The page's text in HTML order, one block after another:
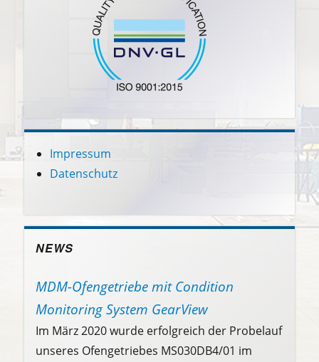
Impressum
Datenschutz
NEWS
MDM-Ofengetriebe mit Condition
Monitoring System GearView
Im März 2020 wurde erfolgreich der Probelauf
unseres Ofengetriebes MS030DB4/01 im